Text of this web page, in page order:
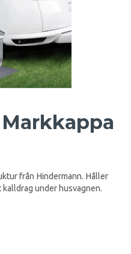
från Hindermann. Håller
under husvagnen.